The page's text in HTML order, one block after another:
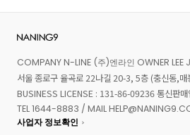
COMPANY N-LINE (주)엔라인 OWNER LEE
서울 종로구 율곡로 22나길 20-3, 5층 (충신동,매
BUSINESS LICENSE : 131-86-09236 통신판
TEL 1644-8883 / MAIL
사업자 정보확인